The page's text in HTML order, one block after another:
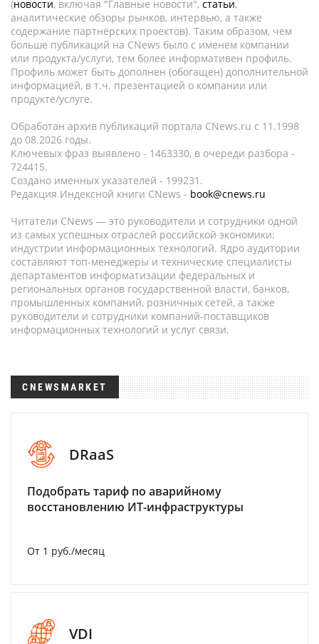
(новости, включая "Главные новости", статьи,
аналитические обзоры рынков, интервью, а также
содержание партнёрских проектов). Таким образом, чем
больше публикаций на CNews было с именем компании
или продукта/услуги, тем более информативен профиль.
Профиль может быть дополнен (обогащен) дополнительной
информацией, в т.ч. презентацией о компании или
продукте/услуге.
Обработан архив публикаций портала CNews.ru c 11.1998
до 08.2026 годы.
Ключевых фраз выявлено - 1463330, в очереди разбора -
724415.
Создано именных указателей - 199231.
Редакция Индексной книги CNews - book@cnews.ru
Читатели CNews — это руководители и сотрудники одной
из самых успешных отраслей российской экономики:
индустрии информационных технологий. Ядро аудитории
составляют топ-менеджеры и технические специалисты
департаментов информатизации федеральных и
региональных органов государственной власти, банков,
промышленных компаний, розничных сетей, а также
руководители и сотрудники компаний-поставщиков
информационных технологий и услуг связи.
CNEWSMARKET
DRaaS
Подобрать тариф по аварийному
восстановлению ИТ-инфраструктуры
От 1 руб./месяц
VDI